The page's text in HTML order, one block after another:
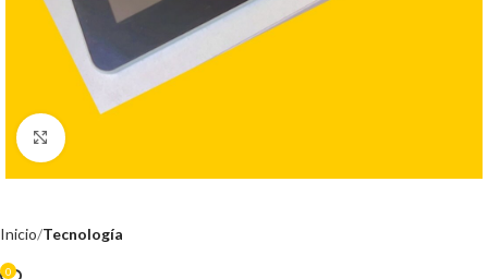
Clic para ampliar
Inicio Tecnología
0